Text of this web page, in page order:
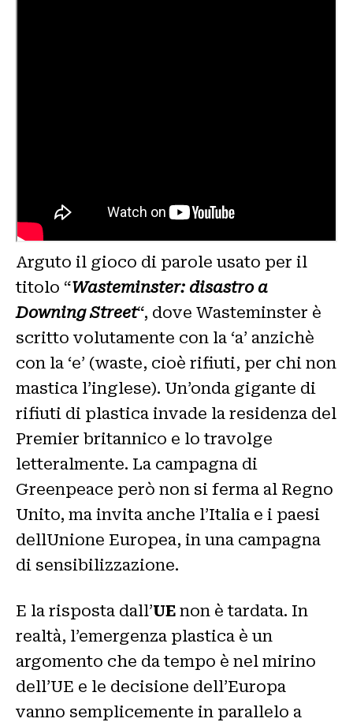
Arguto il gioco di parole usato per il
titolo “Wasteminster: disastro a
Downing Street“, dove Wasteminster è
scritto volutamente con la ‘a’ anzichè
con la ‘e’ (waste, cioè rifiuti, per chi non
mastica l’inglese). Un’onda gigante di
rifiuti di plastica invade la residenza del
Premier britannico e lo travolge
letteralmente. La campagna di
Greenpeace però non si ferma al Regno
Unito, ma invita anche l’Italia e i paesi
dellUnione Europea, in una campagna
di sensibilizzazione.
E la risposta dall’UE non è tardata. In
realtà, l’emergenza plastica è un
argomento che da tempo è nel mirino
dell’UE e le decisione dell’Europa
vanno semplicemente in parallelo a